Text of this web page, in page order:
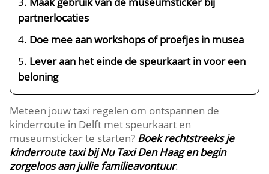
partnerlocaties
Doe mee aan workshops of proefjes in musea
Lever aan het einde de speurkaart in voor een
beloning
Meteen jouw taxi regelen om ontspannen de
kinderroute in Delft met speurkaart en
museumsticker te starten? Boek rechtstreeks je
kinderroute taxi bij Nu Taxi Den Haag en begin
zorgeloos aan jullie familieavontuur.​